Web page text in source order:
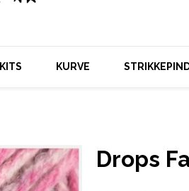
KITS KURVE
Drops